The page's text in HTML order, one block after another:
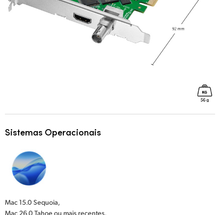
Sistemas Operacionais
Mac 15.0 Sequoia,
Mac 26.0 Tahoe ou mais recentes.